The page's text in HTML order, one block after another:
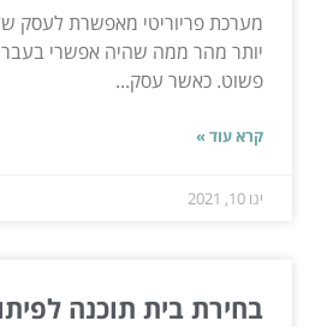
מערכת פריוריטי מאפשרת לעסק
יותר מהר ממה שהיה אפשרי
פשוט. כאשר עסק...
קרא עוד »
ינו 10, 2021
בחירת בית תוכנה